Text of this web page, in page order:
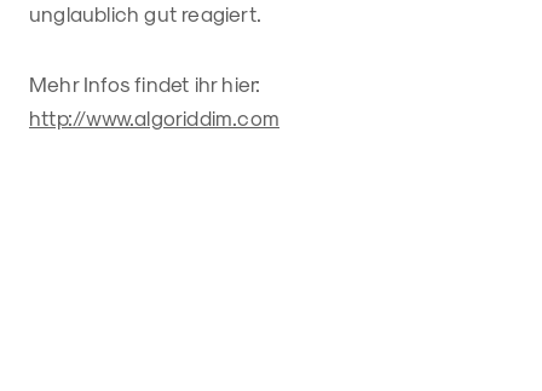
unglaublich gut reagiert.
Mehr Infos findet ihr hier:
http://www.algoriddim.com